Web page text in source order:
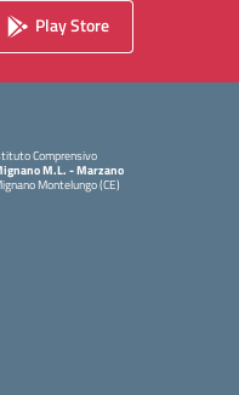
Play Store
Comprensivo
M.L. - Marzano
Montelungo (CE)
— Visita la pagina iniziale della scuola